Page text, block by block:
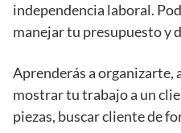
independencia laboral.
manejar tu presupuesto y
Aprenderás a organizarte,
mostrar tu trabajo a un
piezas, buscar cliente de